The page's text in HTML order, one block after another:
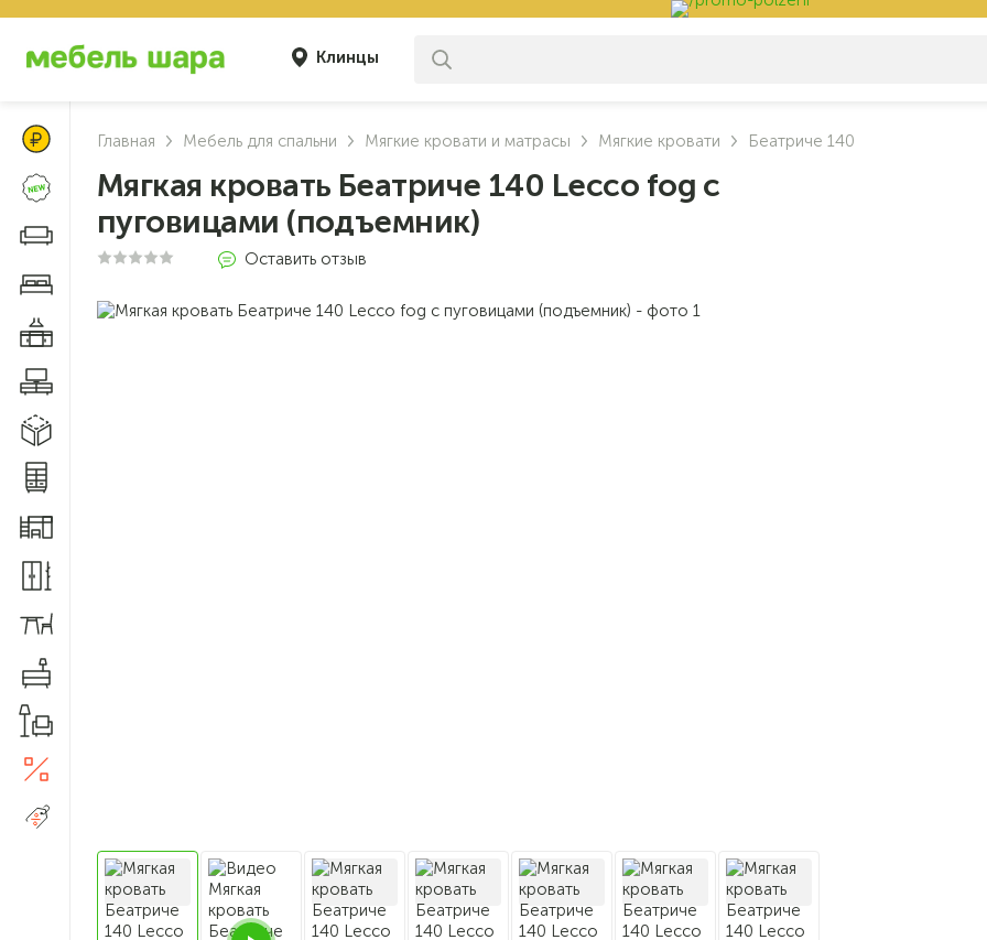
Клинцы
Цены Клуба Своих
Новинки
Диваны и кресла
Главная Мебель для спальни Мягкие кровати и матрасы Мягкие кровати Беатриче 140
Мягкая кровать Беатриче 140 Lecco fog с
пуговицами (подъемник)
Оставить отзыв